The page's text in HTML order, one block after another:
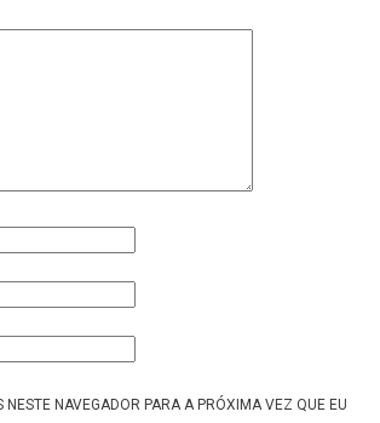
NESTE NAVEGADOR PARA A PRÓXIMA VEZ QUE EU